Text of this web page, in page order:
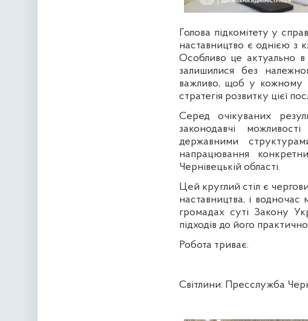
Голова підкомітету у
наставництво є однією з
Особливо це актуально в
залишилися без
важливо, щоб у кожному
стратегія розвитку цієї
Серед очікуваних
законодавчі
державними
напрацювання
Чернівецькій області.
Цей круглий стіл є
наставництва, і
громадах суті Закону
підходів до його
Робота триває.
Світлини: Пресслужба